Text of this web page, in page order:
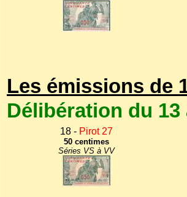
Les émissions de
Délibération du 13
18 - Pirot 27
50 centimes
Séries VS à VV